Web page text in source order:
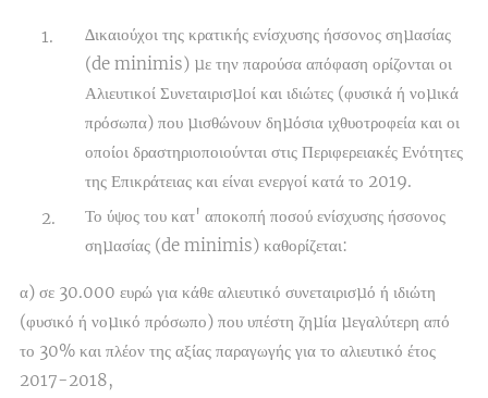
∆ικαιούχοι της κρατικής ενίσχυσης ήσσονος σηµασίας
(de minimis) µε την παρούσα απόφαση ορίζονται οι
Αλιευτικοί Συνεταιρισµοί και ιδιώτες (φυσικά ή νοµικά
πρόσωπα) που µισθώνουν δηµόσια ιχθυοτροφεία και οι
οποίοι δραστηριοποιούνται στις Περιφερειακές Ενότητες
της Επικράτειας και είναι ενεργοί κατά το 2019.
Το ύψος του κατ' αποκοπή ποσού ενίσχυσης ήσσονος
σηµασίας (de minimis) καθορίζεται:
α) σε 30.000 ευρώ για κάθε αλιευτικό συνεταιρισµό ή ιδιώτη
(φυσικό ή νοµικό πρόσωπο) που υπέστη ζηµία µεγαλύτερη από
το 30% και πλέον της αξίας παραγωγής για το αλιευτικό έτος
2017-2018,